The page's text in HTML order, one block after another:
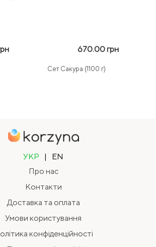
670.00 грн
Сет Сакура (1100 г)
УКР |
EN
Про нас
Контакти
Доставка та оплата
Умови користування
конфіденційності